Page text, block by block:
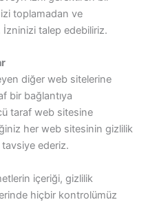
toplamadan ve
talep edebiliriz.
diğer web sitelerine
bir bağlantıya
taraf web sitesine
her web sitesinin gizlilik
tavsiye ederiz.
içeriği, gizlilik
hiçbir kontrolümüz